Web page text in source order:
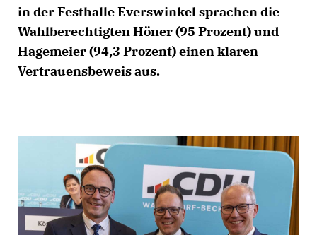
in der Festhalle Everswinkel sprachen die
Wahlberechtigten Höner (95 Prozent) und
Hagemeier (94,3 Prozent) einen klaren
Vertrauensbeweis aus.